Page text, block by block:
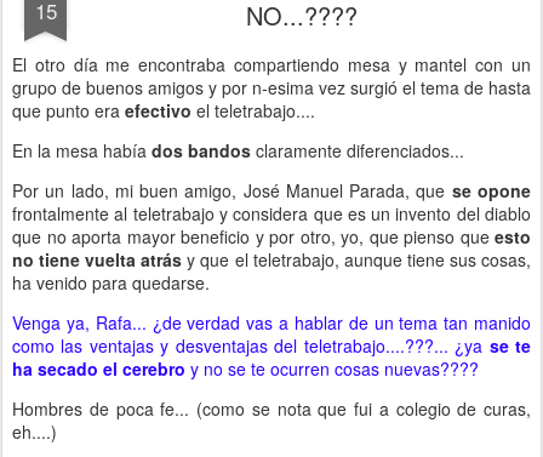
15
NO...????
El otro día me encontraba compartiendo mesa y mantel con un
grupo de buenos amigos y por n-esima vez surgió el tema de hasta
que punto era efectivo el teletrabajo....
En la mesa había dos bandos claramente diferenciados...
Por un lado, mi buen amigo, José Manuel Parada, que se opone
frontalmente al teletrabajo y considera que es un invento del diablo
que no aporta mayor beneficio y por otro, yo, que pienso que esto
no tiene vuelta atrás y que el teletrabajo, aunque tiene sus cosas,
ha venido para quedarse.
Venga ya, Rafa... ¿de verdad vas a hablar de un tema tan manido
como las ventajas y desventajas del teletrabajo....???... ¿ya se te
ha secado el cerebro y no se te ocurren cosas nuevas????
Hombres de poca fe... (como se nota que fui a colegio de curas,
eh....)